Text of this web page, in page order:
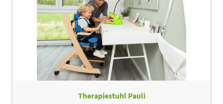
Therapiestuhl Pauli